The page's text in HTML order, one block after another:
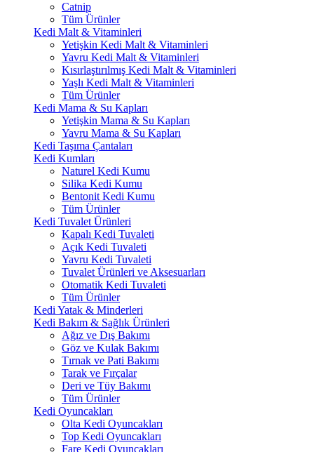
Catnip
Tüm Ürünler
Kedi Malt & Vitaminleri
Yetişkin Kedi Malt & Vitaminleri
Yavru Kedi Malt & Vitaminleri
Kısırlaştırılmış Kedi Malt & Vitaminleri
Yaşlı Kedi Malt & Vitaminleri
Tüm Ürünler
Kedi Mama & Su Kapları
Yetişkin Mama & Su Kapları
Yavru Mama & Su Kapları
Kedi Taşıma Çantaları
Kedi Kumları
Naturel Kedi Kumu
Silika Kedi Kumu
Bentonit Kedi Kumu
Tüm Ürünler
Kedi Tuvalet Ürünleri
Kapalı Kedi Tuvaleti
Açık Kedi Tuvaleti
Yavru Kedi Tuvaleti
Tuvalet Ürünleri ve Aksesuarları
Otomatik Kedi Tuvaleti
Tüm Ürünler
Kedi Yatak & Minderleri
Kedi Bakım & Sağlık Ürünleri
Ağız ve Dış Bakımı
Göz ve Kulak Bakımı
Tırnak ve Pati Bakımı
Tarak ve Fırçalar
Deri ve Tüy Bakımı
Tüm Ürünler
Kedi Oyuncakları
Olta Kedi Oyuncakları
Top Kedi Oyuncakları
Fare Kedi Oyuncakları